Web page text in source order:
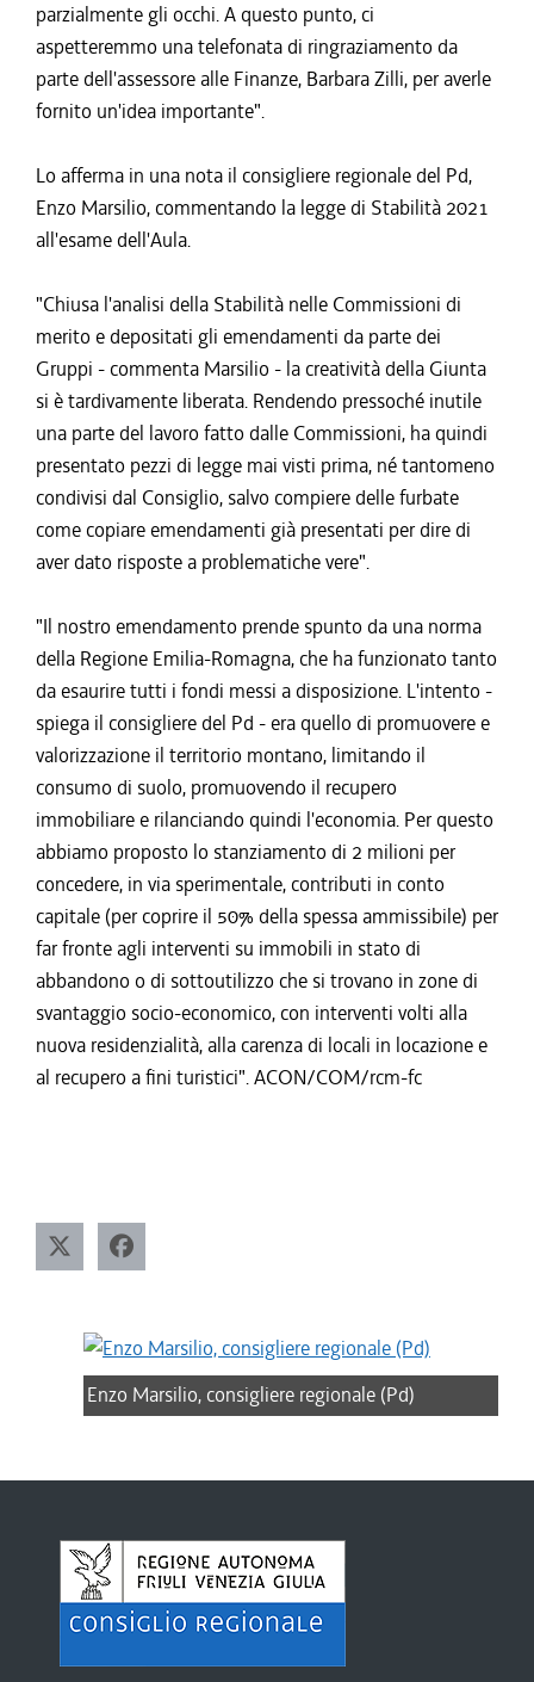
parzialmente gli occhi. A questo punto, ci
aspetteremmo una telefonata di ringraziamento da
parte dell'assessore alle Finanze, Barbara Zilli, per averle
fornito un'idea importante".
Lo afferma in una nota il consigliere regionale del Pd,
Enzo Marsilio, commentando la legge di Stabilità 2021
all'esame dell'Aula.
"Chiusa l'analisi della Stabilità nelle Commissioni di
merito e depositati gli emendamenti da parte dei
Gruppi - commenta Marsilio - la creatività della Giunta
si è tardivamente liberata. Rendendo pressoché inutile
una parte del lavoro fatto dalle Commissioni, ha quindi
presentato pezzi di legge mai visti prima, né tantomeno
condivisi dal Consiglio, salvo compiere delle furbate
come copiare emendamenti già presentati per dire di
aver dato risposte a problematiche vere".
"Il nostro emendamento prende spunto da una norma
della Regione Emilia-Romagna, che ha funzionato tanto
da esaurire tutti i fondi messi a disposizione. L'intento -
spiega il consigliere del Pd - era quello di promuovere e
valorizzazione il territorio montano, limitando il
consumo di suolo, promuovendo il recupero
immobiliare e rilanciando quindi l'economia. Per questo
abbiamo proposto lo stanziamento di 2 milioni per
concedere, in via sperimentale, contributi in conto
capitale (per coprire il 50% della spessa ammissibile) per
far fronte agli interventi su immobili in stato di
abbandono o di sottoutilizzo che si trovano in zone di
svantaggio socio-economico, con interventi volti alla
nuova residenzialità, alla carenza di locali in locazione e
al recupero a fini turistici". ACON/COM/rcm-fc
Enzo Marsilio, consigliere regionale (Pd)